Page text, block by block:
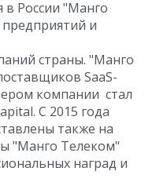
в России "Манго
и
страны. "Манго
SaaS-
компании стал
С 2015 года
также на
"Манго Телеком"
наград и